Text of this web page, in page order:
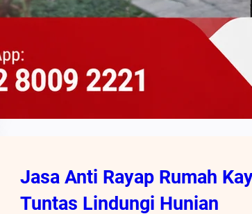
Jasa Anti Rayap Rumah
Tuntas Lindungi Hunian